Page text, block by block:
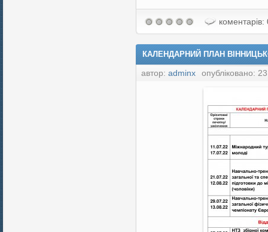
коментарів:
КАЛЕНДАРНИЙ ПЛАН
автор: adminx опубліковано: